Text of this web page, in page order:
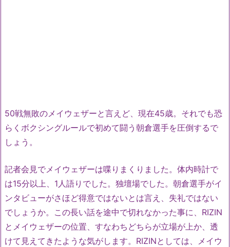
50戦無敗のメイウェザーと言えど、現在45歳。それでも恐
らくボクシングルールで初めて闘う朝倉選手を圧倒するで
しょう。
記者会見でメイウェザーは喋りまくりました。体内時計で
は15分以上、1人語りでした。独壇場でした。朝倉選手がイ
ンタビューがさほど得意ではないとは言え、失礼ではない
でしょうか。この長い話を途中で切れなかった事に、RIZIN
とメイウェザーの位置、すなわちどちらが立場が上か、透
けて見えてきたような気がします。RIZINとしては、メイウ